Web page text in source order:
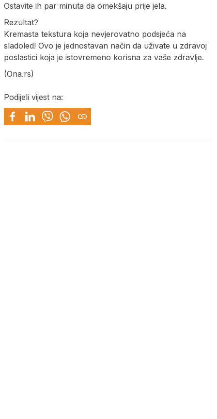
Ostavite ih par minuta da omekšaju prije jela.
Rezultat?
Kremasta tekstura koja nevjerovatno podsjeća na
sladoled! Ovo je jednostavan način da uživate u zdravoj
poslastici koja je istovremeno korisna za vaše zdravlje.
(Ona.rs)
Podijeli vijest na: